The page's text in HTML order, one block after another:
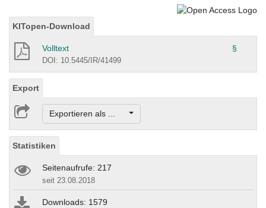
KITopen-Download
Volltext §
DOI: 10.5445/IR/41499
Export
Exportieren als ...
Statistiken
Seitenaufrufe: 217
seit 23.08.2018
Downloads: 1579